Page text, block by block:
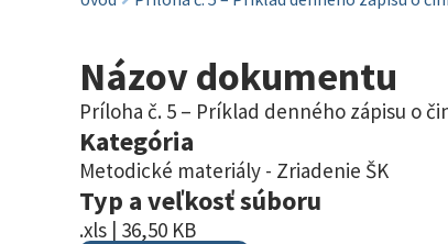
Názov dokumentu
Príloha č. 5 – Príklad denného zápisu o
Kategória
Metodické materiály - Zriadenie ŠK
Typ a veľkosť súboru
.xls | 36,50 KB